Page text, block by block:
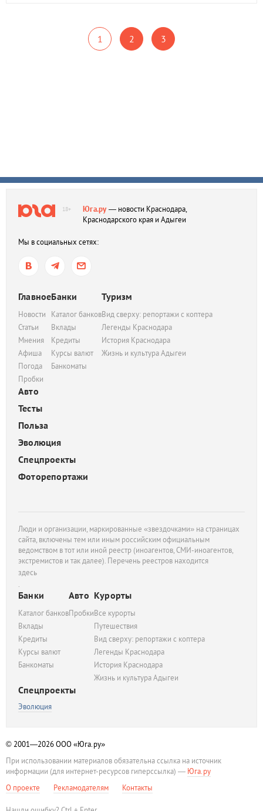
1 2 3
18+ Юга.ру— новости Краснодара,
Краснодарского края и Адыгеи
Мы в социальных сетях:
Главное
Новости
Статьи
Мнения
Афиша
Погода
Пробки
Банки
Каталог банков
Вклады
Кредиты
Курсы валют
Банкоматы
Туризм
Вид сверху: репортажи с коптера
Легенды Краснодара
История Краснодара
Жизнь и культура Адыгеи
Авто
Тесты
Польза
Эволюция
Спецпроекты
Фоторепортажи
Люди и организации, маркированные «звездочками» на страницах
сайта, включены тем или иным российским официальным
ведомством в тот или иной реестр (иноагентов, СМИ-иноагентов,
экстремистов и так далее). Перечень реестров находится
здесь
.
Банки
Каталог банков
Вклады
Кредиты
Курсы валют
Банкоматы
Авто
Пробки
Курорты
Все курорты
Путешествия
Вид сверху: репортажи с коптера
Легенды Краснодара
История Краснодара
Жизнь и культура Адыгеи
Спецпроекты
Эволюция
© 2001—2026ООО «Юга.ру»
При использовании материалов обязательна ссылка на источник
информации (для интернет-ресурсов гиперссылка) — Юга.ру
О проекте
Рекламодателям Контакты